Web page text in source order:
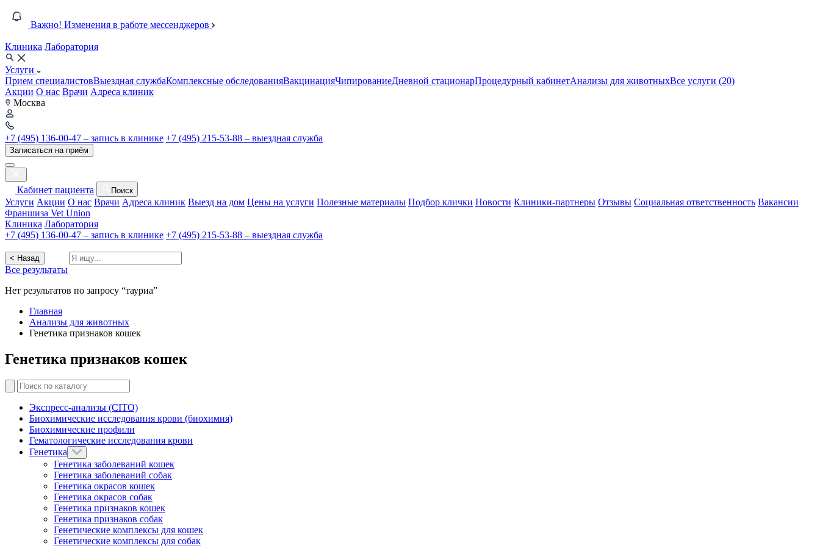
Важно! Изменения в работе мессенджеров
Клиника Лаборатория
Услуги
Прием специалистовВыездная службаКомплексные обследованияВакцинацияЧипированиеДневной стационарПроцедурный кабинетАнализы для животныхВсе услуги (20)
Акции О нас Врачи Адреса клиник
Москва
+7 (495) 136-00-47 – запись в клинике +7 (495) 215-53-88 – выездная служба
Записаться на приём
Кабинет пациента Поиск
Услуги Акции О нас Врачи Адреса клиник Выезд на дом Цены на услуги Полезные материалы Подбор клички Новости Клиники-партнеры Отзывы Социальная ответственность Вакансии
Франшиза Vet Union
Клиника Лаборатория
+7 (495) 136-00-47 – запись в клинике +7 (495) 215-53-88 – выездная служба
< Назад
Все результаты
Нет результатов по запросу “тауриа”
Главная
Анализы для животных
Генетика признаков кошек
Генетика признаков кошек
Экспресс-анализы (CITO)
Биохимические исследования крови (биохимия)
Биохимические профили
Гематологические исследования крови
Генетика
Генетика заболеваний кошек
Генетика заболеваний собак
Генетика окрасов кошек
Генетика окрасов собак
Генетика признаков кошек
Генетика признаков собак
Генетические комплексы для кошек
Генетические комплексы для собак